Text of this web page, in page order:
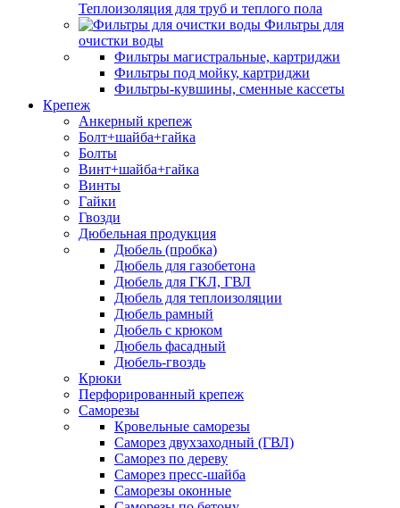
Теплоизоляция для труб и теплого пола
Фильтры для
очистки воды
Фильтры магистральные, картриджи
Фильтры под мойку, картриджи
Фильтры-кувшины, сменные кассеты
Крепеж
Анкерный крепеж
Болт+шайба+гайка
Болты
Винт+шайба+гайка
Винты
Гайки
Гвозди
Дюбельная продукция
Дюбель (пробка)
Дюбель для газобетона
Дюбель для ГКЛ, ГВЛ
Дюбель для теплоизоляции
Дюбель рамный
Дюбель с крюком
Дюбель фасадный
Дюбель-гвоздь
Крюки
Перфорированный крепеж
Саморезы
Кровельные саморезы
Саморез двухзаходный (ГВЛ)
Саморез по дереву
Саморез пресс-шайба
Саморезы оконные